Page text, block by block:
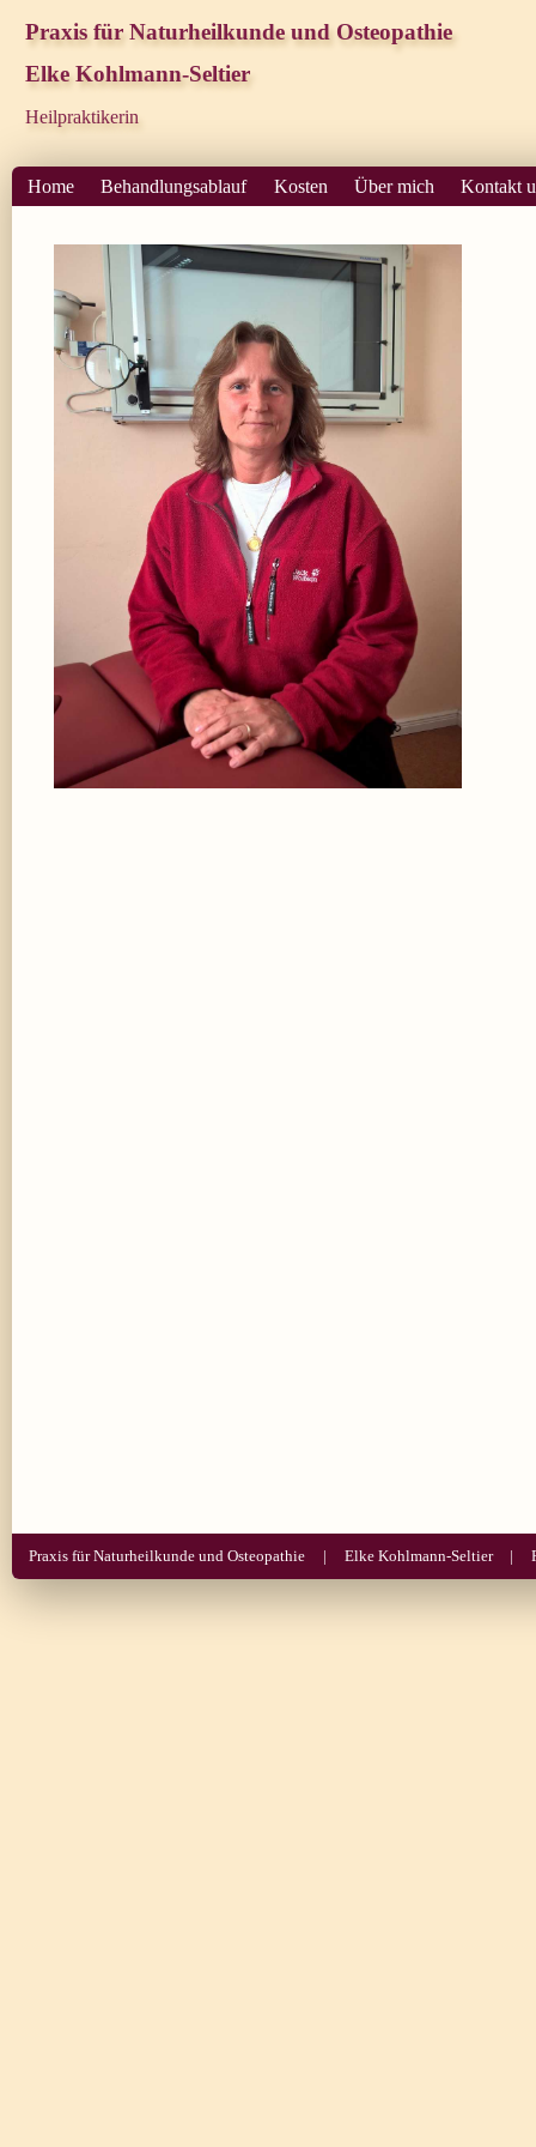
Praxis für Naturheilkunde und Osteopathie
Elke Kohlmann-Seltier
Heilpraktikerin
Home Behandlungsablauf Kosten Über mich Kontakt
Praxis für Naturheilkunde und Osteopathie Elke Kohlmann-Seltier